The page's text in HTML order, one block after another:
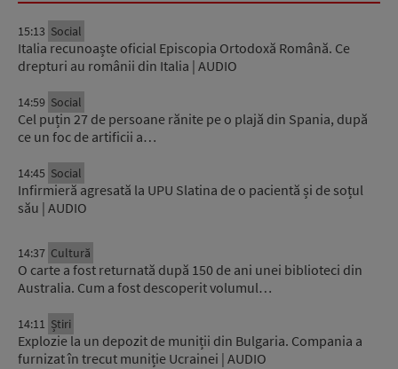
15:13 Social
Italia recunoaște oficial Episcopia Ortodoxă Română. Ce
drepturi au românii din Italia | AUDIO
14:59 Social
Cel puțin 27 de persoane rănite pe o plajă din Spania, după
ce un foc de artificii a…
14:45 Social
Infirmieră agresată la UPU Slatina de o pacientă și de soțul
său | AUDIO
14:37 Cultură
O carte a fost returnată după 150 de ani unei biblioteci din
Australia. Cum a fost descoperit volumul…
14:11 Știri
Explozie la un depozit de muniții din Bulgaria. Compania a
furnizat în trecut muniție Ucrainei | AUDIO